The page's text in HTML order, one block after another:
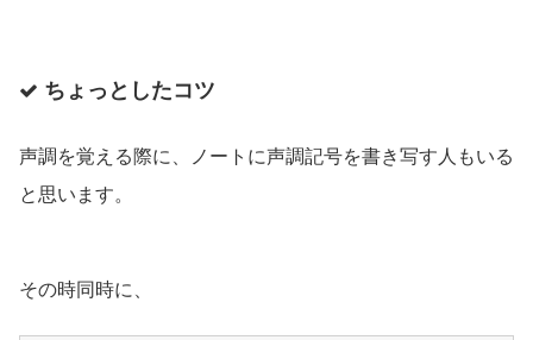
ちょっとしたコツ
声調を覚える際に、ノートに声調記号を書き写す人もいる
と思います。
その時同時に、